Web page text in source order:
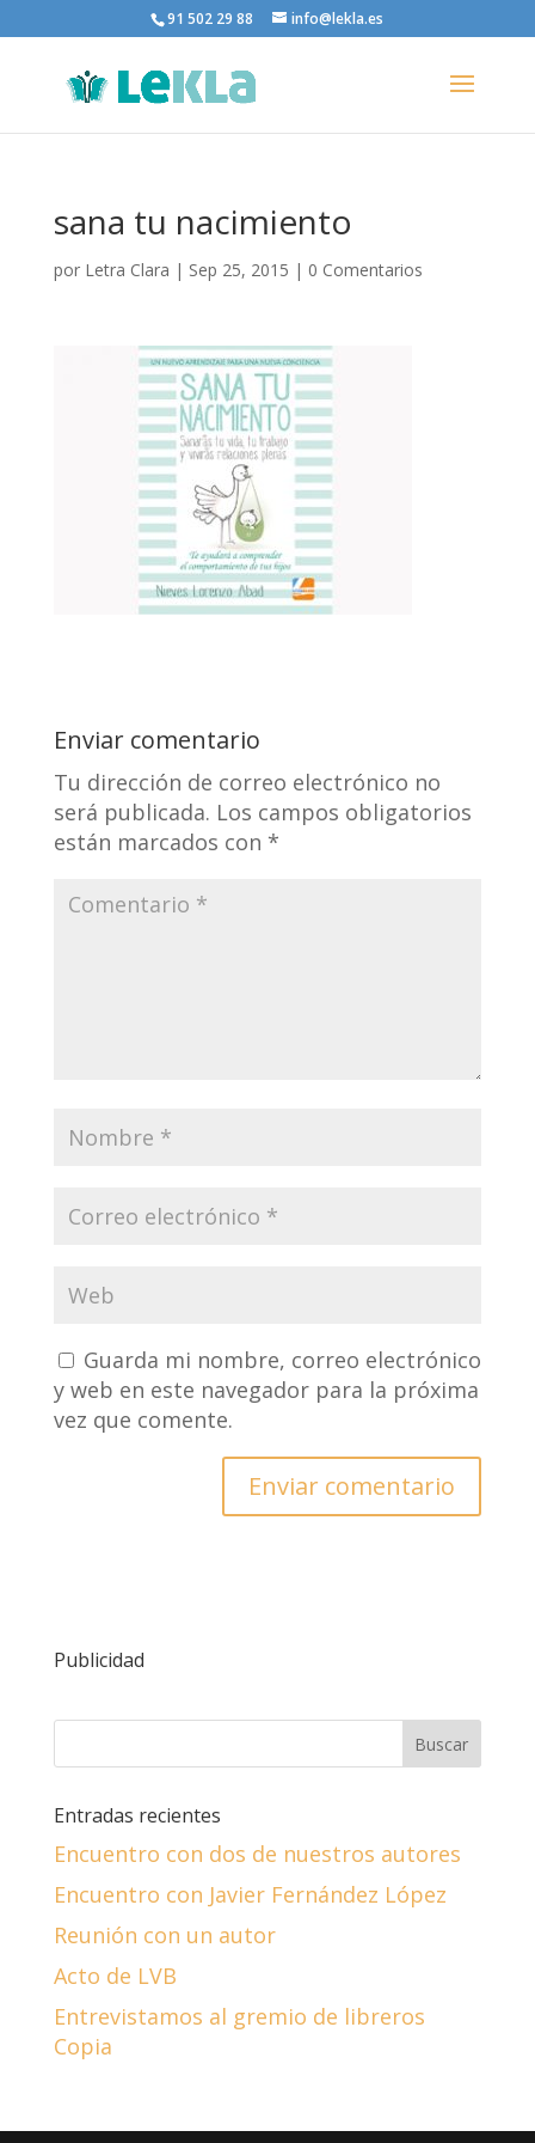
91 502 29 88 info@lekla.es
sana tu nacimiento
por Letra Clara | Sep 25, 2015 | 0 Comentarios
Enviar comentario
Tu dirección de correo electrónico no
será publicada. Los campos obligatorios
están marcados con *
Guarda mi nombre, correo electrónico
y web en este navegador para la próxima
vez que comente.
Publicidad
Entradas recientes
Encuentro con dos de nuestros autores
Encuentro con Javier Fernández López
Reunión con un autor
Acto de LVB
Entrevistamos al gremio de libreros
Copia